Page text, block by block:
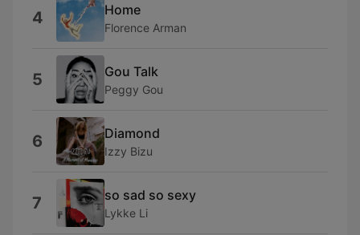
4 Home
Florence Arman
5 Gou Talk
Peggy Gou
6 Diamond
Izzy Bizu
7 so sad so sexy
Lykke Li